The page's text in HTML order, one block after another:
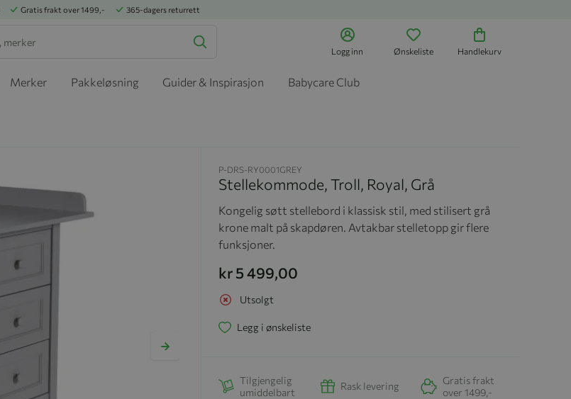
Gratis frakt over 1499,- 365-dagers returrett
Logg inn Ønskeliste Handlekurv
Merker Pakkeløsning Guider & Inspirasjon Babycare Club
P-DRS-RY0001GREY
Stellekommode, Troll, Royal, Grå
Kongelig søtt stellebord i klassisk stil, med stilisert grå
krone malt på skapdøren. Avtakbar stelletopp gir flere
funksjoner.
kr 5 499,00
Utsolgt
Legg i ønskeliste
Tilgjengelig
umiddelbart
Rask levering
Gratis frakt
over 1499,-